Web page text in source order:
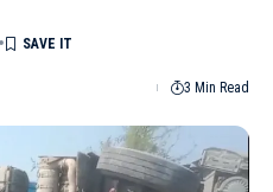
3 Min Read